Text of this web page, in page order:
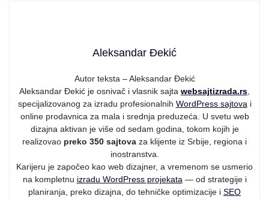
Aleksandar Đekić
Autor teksta – Aleksandar Đekić
Aleksandar Đekić je osnivač i vlasnik sajta websajtizrada.rs
specijalizovanog za izradu profesionalnih WordPress sajtova i
online prodavnica za mala i srednja preduzeća. U svetu web
dizajna aktivan je više od sedam godina, tokom kojih je
realizovao preko 350 sajtova za klijente iz Srbije, regiona i
inostranstva.
Karijeru je započeo kao web dizajner, a vremenom se usmerio
na kompletnu izradu WordPress projekata — od strategije i
planiranja, preko dizajna, do tehničke optimizacije i SEO